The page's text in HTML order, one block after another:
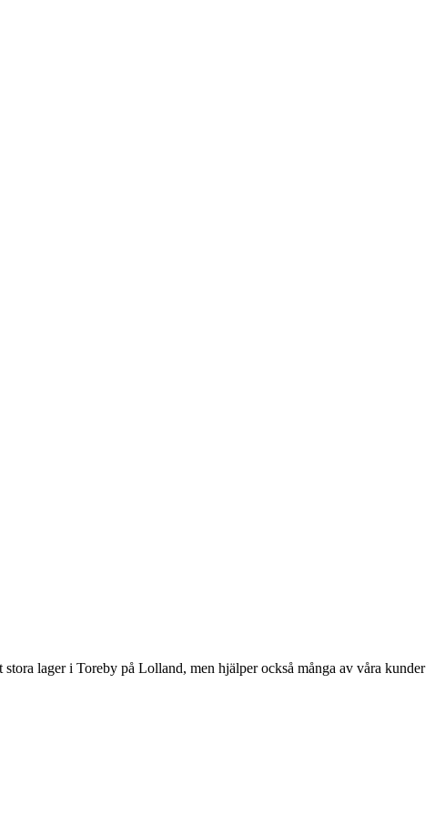
lager i Toreby på Lolland, men hjälper också många av våra kunder